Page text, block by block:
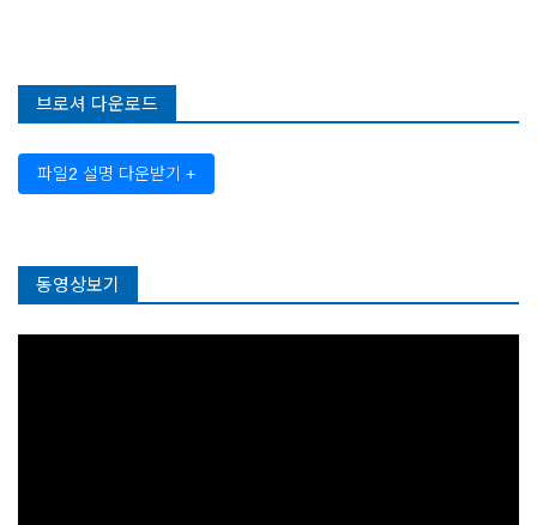
브로셔 다운로드
파일2 설명 다운받기 +
동영상보기